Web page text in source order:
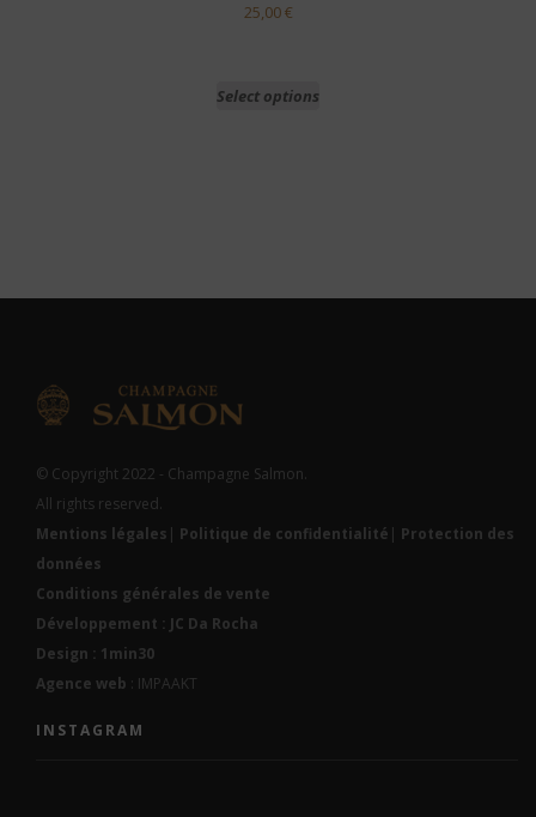
25,00€
Select options
© Copyright 2022 - Champagne Salmon.
All rights reserved.
Mentions légales | Politique de confidentialité | Protection des
données
Conditions générales de vente
Développement : JC Da Rocha
Design : 1min30
Agence web : IMPAAKT
INSTAGRAM